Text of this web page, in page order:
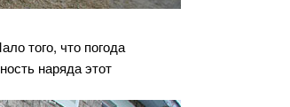
того, что погода
наряда этот